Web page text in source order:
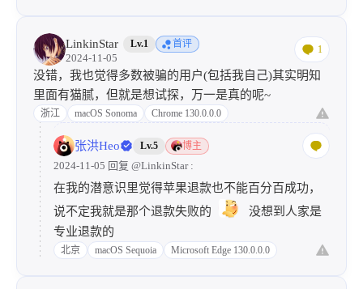
LinkinStar Lv.1 首评
2024-11-05
1
没错，我也觉得多数被骗的用户(包括我自己)其实明知
里面有猫腻，但就是想试探，万一是真的呢~
浙江 macOS Sonoma Chrome 130.0.0.0
张洪Heo Lv.5 博主
2024-11-05 回复 @LinkinStar:
在我的潜意识里觉得苹果退款也不能百分百成功，
说不定我就是那个退款失败的
没想到人家是
专业退款的
北京 macOS Sequoia Microsoft Edge 130.0.0.0